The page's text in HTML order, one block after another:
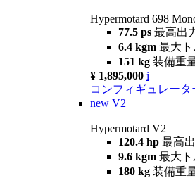
Hypermotard 698
77.5 ps 最高出
6.4 kgm 最大ト
151 kg 装備重
¥ 1,895,000 i
コンフィギュレータ
new V2
Hypermotard V2
120.4 hp 最高
9.6 kgm 最大ト
180 kg 装備重